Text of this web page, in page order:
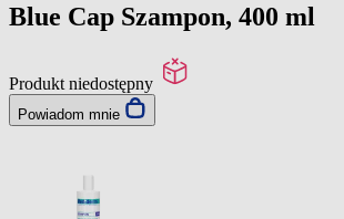
Blue Cap Szampon, 400 ml
Produkt niedostępny
Powiadom mnie